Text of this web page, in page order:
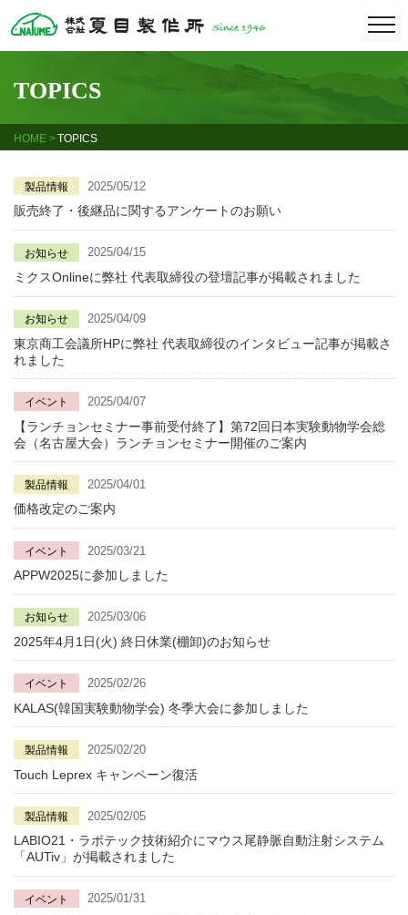
Skip
TOPICS
HOME TOPICS
製品情報 2025/05/12
販売終了・後継品に関するアンケートのお願い
お知らせ 2025/04/15
ミクスOnlineに弊社 代表取締役の登壇記事が掲載されました
お知らせ 2025/04/09
東京商工会議所HPに弊社 代表取締役のインタビュー記事が掲載さ
れました
イベント 2025/04/07
【ランチョンセミナー事前受付終了】第72回日本実験動物学会総
会（名古屋大会）ランチョンセミナー開催のご案内
製品情報 2025/04/01
価格改定のご案内
イベント 2025/03/21
APPW2025に参加しました
お知らせ 2025/03/06
2025年4月1日(火) 終日休業(棚卸)のお知らせ
イベント 2025/02/26
KALAS(韓国実験動物学会) 冬季大会に参加しました
製品情報 2025/02/20
Touch Leprex キャンペーン復活
製品情報 2025/02/05
LABIO21・ラボテック技術紹介にマウス尾静脈自動注射システム
「AUTiv」が掲載されました
イベント 2025/01/31